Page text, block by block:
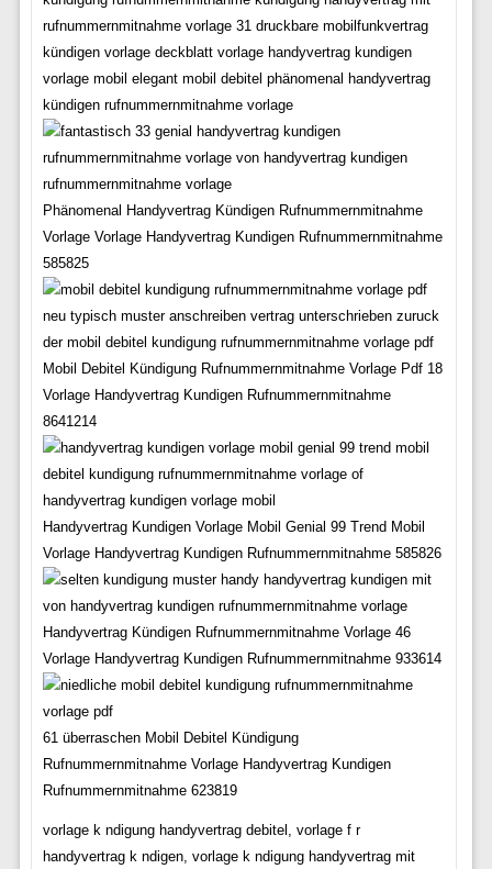
rufnummernmitnahme vorlage 31 druckbare mobilfunkvertrag
kündigen vorlage deckblatt vorlage handyvertrag kundigen
vorlage mobil elegant mobil debitel phänomenal handyvertrag
kündigen rufnummernmitnahme vorlage
Phänomenal Handyvertrag Kündigen Rufnummernmitnahme
Vorlage Vorlage Handyvertrag Kundigen Rufnummernmitnahme
585825
Mobil Debitel Kündigung Rufnummernmitnahme Vorlage Pdf 18
Vorlage Handyvertrag Kundigen Rufnummernmitnahme
8641214
Handyvertrag Kundigen Vorlage Mobil Genial 99 Trend Mobil
Vorlage Handyvertrag Kundigen Rufnummernmitnahme 585826
Handyvertrag Kündigen Rufnummernmitnahme Vorlage 46
Vorlage Handyvertrag Kundigen Rufnummernmitnahme 933614
61 überraschen Mobil Debitel Kündigung
Rufnummernmitnahme Vorlage Handyvertrag Kundigen
Rufnummernmitnahme 623819
vorlage k ndigung handyvertrag debitel, vorlage f r
handyvertrag k ndigen, vorlage k ndigung handyvertrag mit